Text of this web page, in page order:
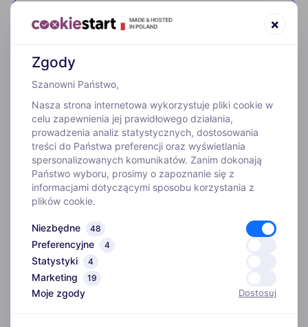
WYJAZDY
INFORMACJE
O FIRMIE
Biuro
Kim jesteśmy
ADRES
Zgody
×
Szanowni Państwo,
Nasza strona internetowa wykorzystuje pliki cookie w
celu zapewnienia jej prawidłowego działania,
prowadzenia analiz statystycznych, dostosowania
treści do Państwa preferencji oraz wyświetlania
spersonalizowanych komunikatów. Zanim dokonają
Państwo wyboru, prosimy o zapoznanie się z
informacjami dotyczącymi sposobu korzystania z
plików cookie.
Niezbędne 48
Preferencyjne 4
Statystyki 4
Marketing 19
Moje zgody Dostosuj